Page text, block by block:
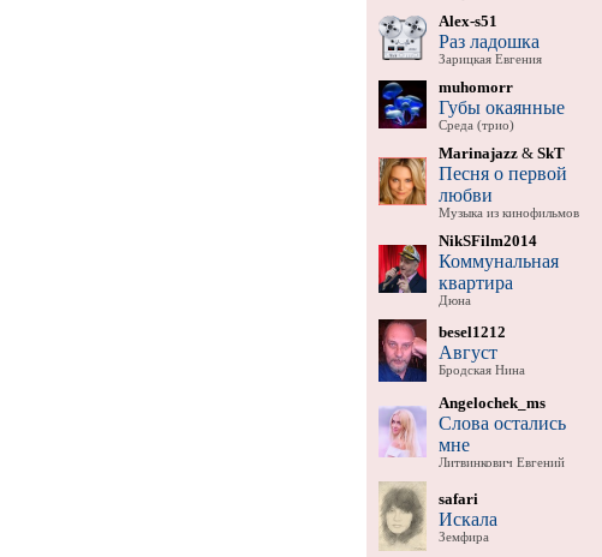
Alex-s51
Раз ладошка
Зарицкая Евгения
muhomorr
Губы окаянные
Среда (трио)
Marinajazz & SkT
Песня о первой
любви
Музыка из кинофильмов
NikSFilm2014
Коммунальная
квартира
Дюна
besel1212
Август
Бродская Нина
Angelochek_ms
Слова остались
мне
Литвинкович Евгений
safari
Искала
Земфира